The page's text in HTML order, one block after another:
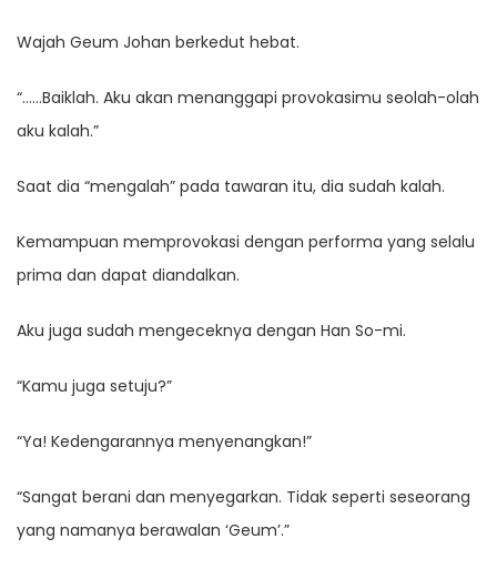
Wajah Geum Johan berkedut hebat.
“……Baiklah. Aku akan menanggapi provokasimu seolah-olah
aku kalah.”
Saat dia “mengalah” pada tawaran itu, dia sudah kalah.
Kemampuan memprovokasi dengan performa yang selalu
prima dan dapat diandalkan.
Aku juga sudah mengeceknya dengan Han So-mi.
“Kamu juga setuju?”
“Ya! Kedengarannya menyenangkan!”
“Sangat berani dan menyegarkan. Tidak seperti seseorang
yang namanya berawalan ‘Geum’.”